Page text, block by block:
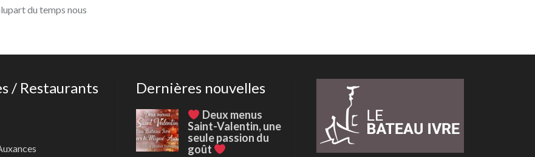
du temps nous
/ Restaurants Dernières nouvelles
Deux menus
Saint-Valentin, une
seule passion du
goût